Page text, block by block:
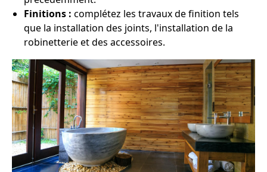
Finitions : complétez les travaux de finition tels
que la installation des joints, l'installation de la
robinetterie et des accessoires.